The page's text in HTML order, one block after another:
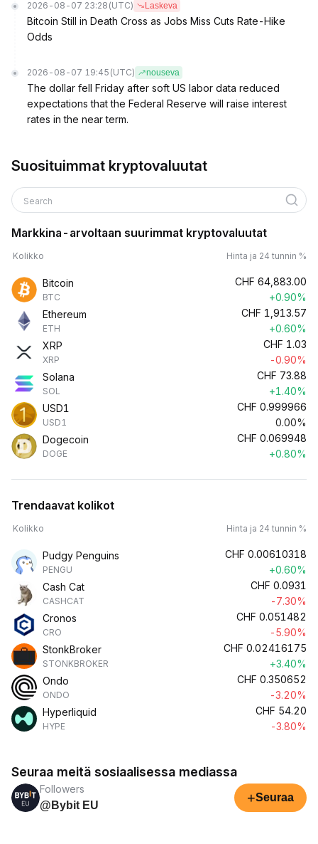
2026-08-07 23:28 (UTC) Laskeva
Bitcoin Still in Death Cross as Jobs Miss Cuts Rate-Hike
Odds
2026-08-07 19:45 (UTC) nouseva
The dollar fell Friday after soft US labor data reduced
expectations that the Federal Reserve will raise interest
rates in the near term.
Suosituimmat kryptovaluutat
Search
Markkina-arvoltaan suurimmat kryptovaluutat
Kolikko Hinta ja 24 tunnin %
Bitcoin
BTC
CHF 64,883.00
+0.90%
Ethereum
ETH
CHF 1,913.57
+0.60%
XRP
XRP
CHF 1.03
-0.90%
Solana
SOL
CHF 73.88
+1.40%
USD1
USD1
CHF 0.999966
0.00%
Dogecoin
DOGE
CHF 0.069948
+0.80%
Trendaavat kolikot
Kolikko Hinta ja 24 tunnin %
Pudgy Penguins
PENGU
CHF 0.00610318
+0.60%
Cash Cat
CASHCAT
CHF 0.0931
-7.30%
Cronos
CRO
CHF 0.051482
-5.90%
StonkBroker
STONKBROKER
CHF 0.02416175
+3.40%
Ondo
ONDO
CHF 0.350652
-3.20%
Hyperliquid
HYPE
CHF 54.20
-3.80%
Seuraa meitä sosiaalisessa mediassa
Followers
@Bybit EU
+Seuraa